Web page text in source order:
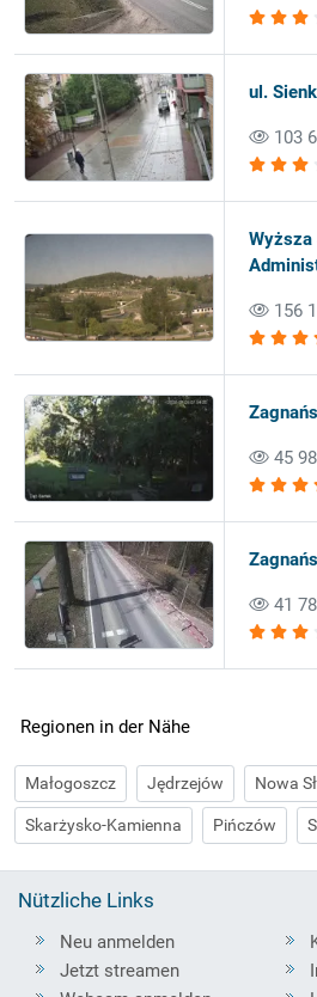
ul.
103
Wyższa
156
45
41
Regionen in der Nähe
Małogoszcz Jędrzejów Nowa
Skarżysko-Kamienna Pińczów
Nützliche Links
Neu anmelden
Jetzt streamen